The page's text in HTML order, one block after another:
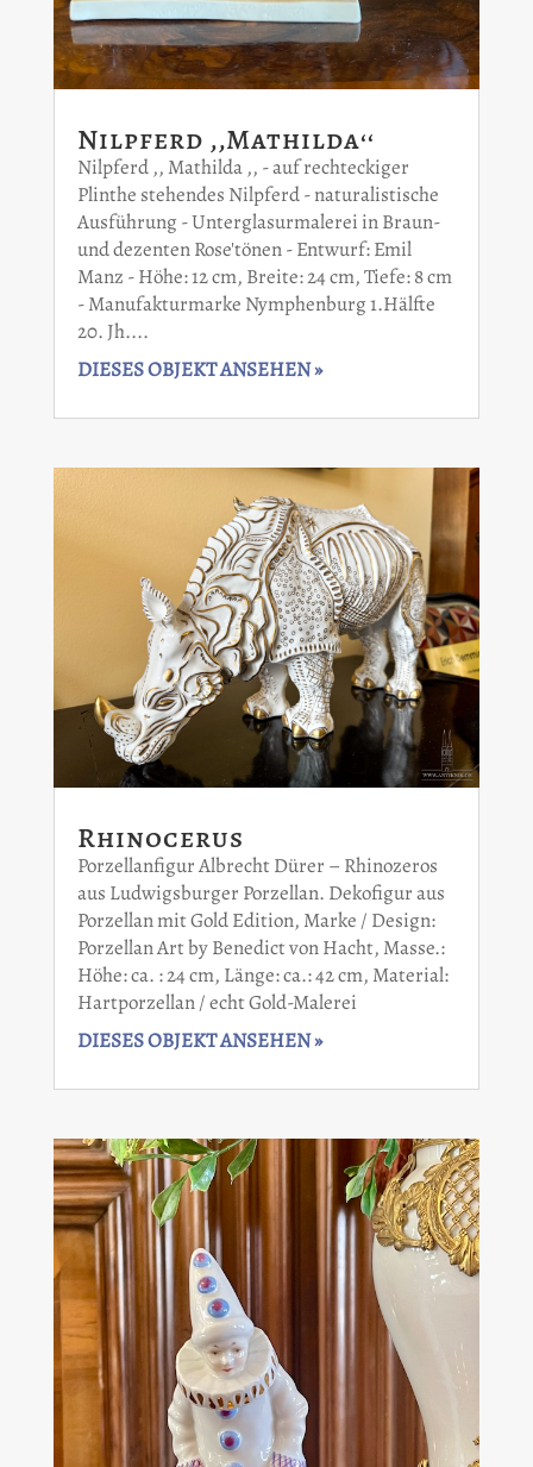
Nilpferd ‚‚Mathilda‘‘
Nilpferd ,, Mathilda ,, - auf rechteckiger
Plinthe stehendes Nilpferd - naturalistische
Ausführung - Unterglasurmalerei in Braun-
und dezenten Rose'tönen - Entwurf: Emil
Manz - Höhe: 12 cm, Breite: 24 cm, Tiefe: 8 cm
- Manufakturmarke Nymphenburg 1.Hälfte
20. Jh....
DIESES OBJEKT ANSEHEN »
Rhinocerus
Porzellanfigur Albrecht Dürer – Rhinozeros
aus Ludwigsburger Porzellan. Dekofigur aus
Porzellan mit Gold Edition, Marke / Design:
Porzellan Art by Benedict von Hacht, Masse.:
Höhe: ca. : 24 cm, Länge: ca.: 42 cm, Material:
Hartporzellan / echt Gold-Malerei
DIESES OBJEKT ANSEHEN »